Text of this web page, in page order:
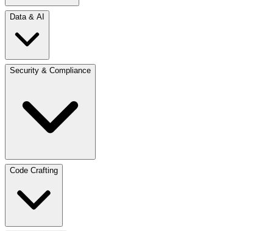
Data & AI
Security & Compliance
Code Crafting